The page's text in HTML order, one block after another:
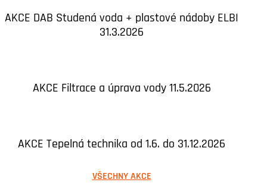
AKCE DAB Studená voda + plastové nádoby ELBI
31.3.2026
AKCE Filtrace a úprava vody 11.5.2026
AKCE Tepelná technika od 1.6. do 31.12.2026
VŠECHNY AKCE